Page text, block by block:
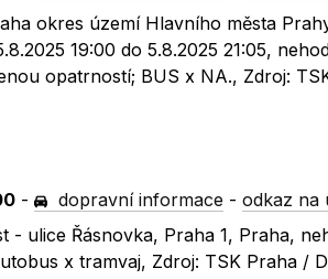
okres území Hlavního města
19:00 do 5.8.2025 21:05,
opatrností; BUS x NA., Zdroj:
- dopravní informace -odkaz na
- ulice Řásnovka, Praha 1, Praha,
x tramvaj, Zdroj: TSK Praha /